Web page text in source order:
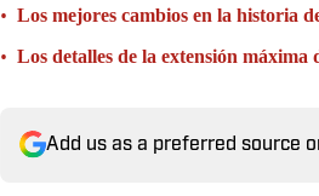
• Los mejores cambios en la historia
• Los detalles de la extensión
Add us as a preferred source